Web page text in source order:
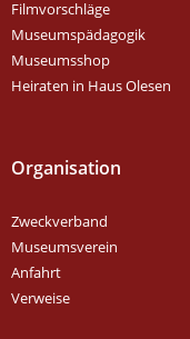
Filmvorschläge
Museumspädagogik
Museumsshop
Heiraten in Haus Olesen
Organisation
Zweckverband
Museumsverein
Anfahrt
Verweise